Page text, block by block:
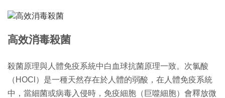
高效消毒殺菌
殺菌原理與人體免疫系統中白血球抗菌原理一致。次氯酸
（ HOCl ） 是一種天然存在於人體的弱酸， 在人體免疫系統
中，當細菌或病毒入侵時，免疫細胞（巨噬細胞） 會釋放微